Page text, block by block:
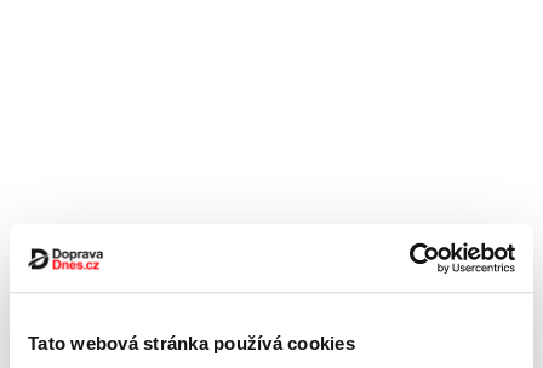
Tato webová stránka používá cookies